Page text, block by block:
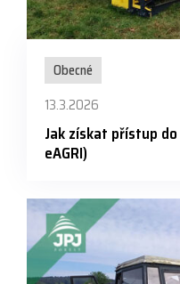
Obecné
13.3.2026
Jak získat přístup
eAGRI)